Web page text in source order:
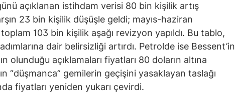
açıklanan istihdam verisi 80 bin kişilik artış
23 bin kişilik düşüşle geldi; mayıs-haziran
103 bin kişilik aşağı revizyon yapıldı. Bu tablo,
dair belirsizliği artırdı. Petrolde ise Bessent’in
olunduğu açıklamaları fiyatları 80 doların altına
“düşmanca” gemilerin geçişini yasaklayan taslağı
fiyatları yeniden yukarı çevirdi.